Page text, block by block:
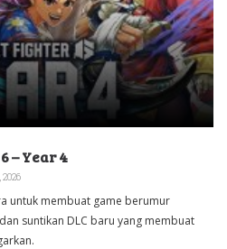
– Year 4
untuk membuat game berumur
suntikan DLC baru yang membuat